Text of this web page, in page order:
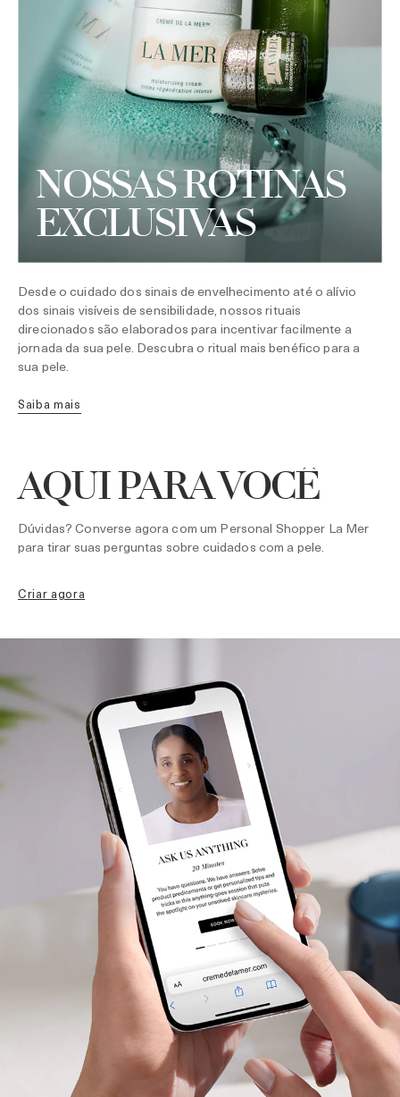
NOSSAS ROTINAS
EXCLUSIVAS
Desde o cuidado dos sinais de envelhecimento até o alívio
dos sinais visíveis de sensibilidade, nossos rituais
direcionados são elaborados para incentivar facilmente a
jornada da sua pele. Descubra o ritual mais benéfico para a
sua pele.
Saiba mais
AQUI PARA VOCÊ
Dúvidas? Converse agora com um Personal Shopper La Mer
para tirar suas perguntas sobre cuidados com a pele.
criar agora